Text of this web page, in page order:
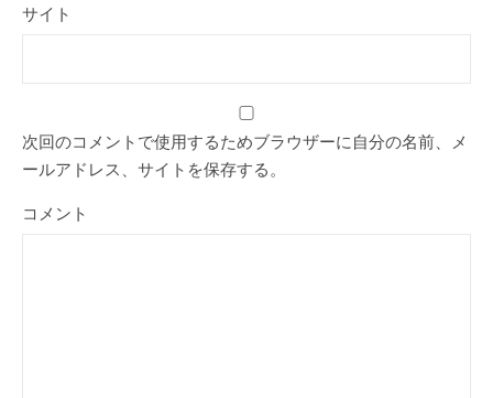
サイト
次回のコメントで使用するためブラウザーに自分の名前、メ
ールアドレス、サイトを保存する。
コメント